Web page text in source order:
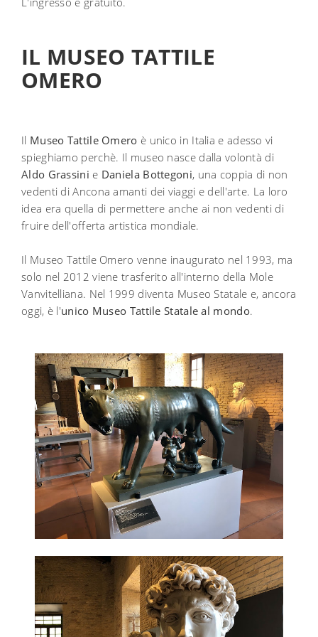
IL MUSEO TATTILE
OMERO
Il Museo Tattile Omero è unico in Italia e adesso vi
spieghiamo perchè. Il museo nasce dalla volontà di
Aldo Grassini e Daniela Bottegoni, una coppia di non
vedenti di Ancona amanti dei viaggi e dell'arte. La loro
idea era quella di permettere anche ai non vedenti di
fruire dell'offerta artistica mondiale.
Il Museo Tattile Omero venne inaugurato nel 1993, ma
solo nel 2012 viene trasferito all'interno della Mole
Vanvitelliana. Nel 1999 diventa Museo Statale e, ancora
oggi, è l'unico Museo Tattile Statale al mondo.